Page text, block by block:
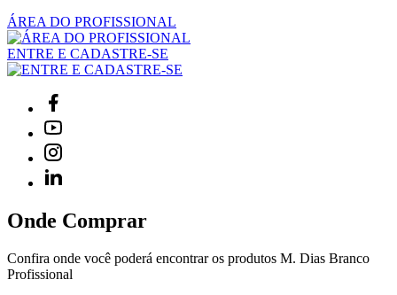
ÁREA DO PROFISSIONAL
ENTRE E CADASTRE-SE
Onde Comprar
Confira onde você poderá encontrar os produtos M. Dias Branco
Profissional